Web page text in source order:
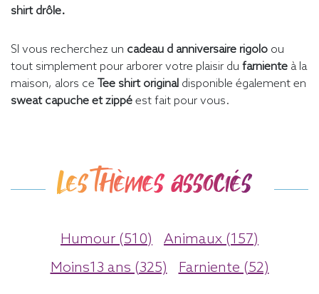
shirt drôle.
SI vous recherchez un cadeau d anniversaire rigolo ou
tout simplement pour arborer votre plaisir du farniente à la
maison, alors ce Tee shirt original disponible également en
sweat capuche et zippé est fait pour vous.
Les thèmes associés
Humour (510)
Animaux (157)
Moins13 ans (325)
Farniente (52)